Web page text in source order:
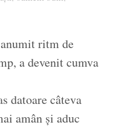
ritm de
a devenit cumva
datoare câteva
amân și aduc